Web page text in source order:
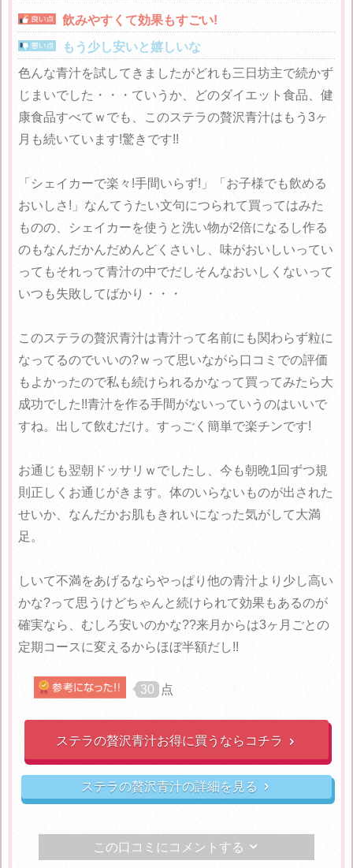
飲みやすくて効果もすごい!
もう少し安いと嬉しいな
色んな青汁を試してきましたがどれも三日坊主で続かず
じまいでした・・・ていうか、どのダイエット食品、健
康食品すべてｗでも、このステラの贅沢青汁はもう3ヶ
月も続いています!驚きです!!
「シェイカーで楽々!手間いらず!」「お子様でも飲める
おいしさ!」なんてうたい文句につられて買ってはみた
ものの、シェイカーを使うと洗い物が2倍になるし作る
のもなんだかんだめんどくさいし、味がおいしいってい
ってもそれって青汁の中でだしそんなおいしくないって
いつも失敗してばかり・・・
このステラの贅沢青汁は青汁って名前にも関わらず粒に
なってるのでいいの?ｗって思いながら口コミでの評価
もよかったので私も続けられるかなって買ってみたら大
成功でした!!青汁を作る手間がないっていうのはいいで
すね。出して飲むだけ。すっごく簡単で楽チンです!
お通じも翌朝ドッサリｗでしたし、今も朝晩1回ずつ規
則正しくお通じがきます。体のいらないものが出された
せいか、なんだかお肌もきれいになった気がして大満
足。
しいて不満をあげるならやっぱり他の青汁より少し高い
かな?って思うけどちゃんと続けられて効果もあるのが
確実なら、むしろ安いのかな??来月からは3ヶ月ごとの
定期コースに変えるからほぼ半額だし!!
30 点
ステラの贅沢青汁お得に買うならコチラ 
ステラの贅沢青汁の詳細を見る 
この口コミにコメントする 